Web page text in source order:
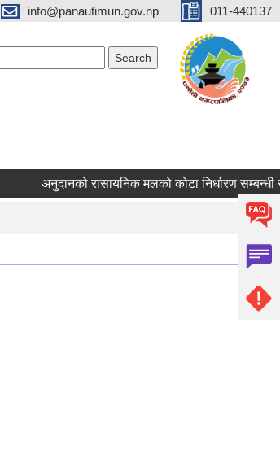
info@panautimun.gov.np 011-440137
अनुदानको रासायनिक मलको कोटा निर्धारण सम्बन्धी